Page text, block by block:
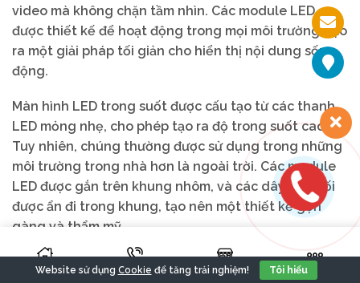
video mà không chặn tầm nhìn. Các module LED
được thiết kế để hoạt động trong mọi môi trường, tạo
ra một giải pháp tối giản cho hiển thị nội dung sống
động.
Màn hình LED trong suốt được cấu tạo từ các thanh
LED mỏng nhẹ, cho phép tạo ra độ trong suốt cao.
Tuy nhiên, chúng thường được sử dụng trong những
môi trường trong nhà hơn là ngoài trời. Các module
LED được gắn trên khung nhôm, và các dây dẫn nối
được ẩn đi trong khung, tạo nên một thiết kế gọn
gàng và thẩm mỹ.
Màn hình LED trong suốt mang lại nhiều lợi ích, bao
Website sử dụng Cookie để tăng trải nghiệm! Tôi hiểu